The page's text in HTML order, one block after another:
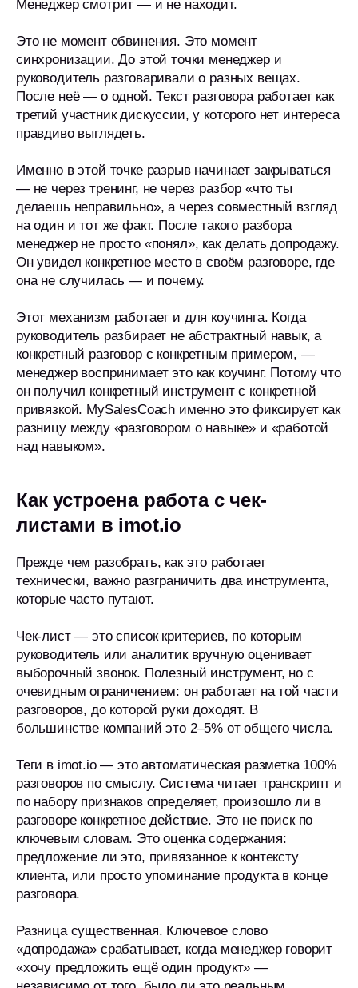
Менеджер смотрит — и не находит.
Это не момент обвинения. Это момент
синхронизации. До этой точки менеджер и
руководитель разговаривали о разных вещах.
После неё — о одной. Текст разговора работает как
третий участник дискуссии, у которого нет интереса
правдиво выглядеть.
Именно в этой точке разрыв начинает закрываться
— не через тренинг, не через разбор «что ты
делаешь неправильно», а через совместный взгляд
на один и тот же факт. После такого разбора
менеджер не просто «понял», как делать допродажу.
Он увидел конкретное место в своём разговоре, где
она не случилась — и почему.
Этот механизм работает и для коучинга. Когда
руководитель разбирает не абстрактный навык, а
конкретный разговор с конкретным примером, —
менеджер воспринимает это как коучинг. Потому что
он получил конкретный инструмент с конкретной
привязкой. MySalesCoach именно это фиксирует как
разницу между «разговором о навыке» и «работой
над навыком».
Как устроена работа с чек-
листами в imot.io
Прежде чем разобрать, как это работает
технически, важно разграничить два инструмента,
которые часто путают.
Чек-лист — это список критериев, по которым
руководитель или аналитик вручную оценивает
выборочный звонок. Полезный инструмент, но с
очевидным ограничением: он работает на той части
разговоров, до которой руки доходят. В
большинстве компаний это 2–5% от общего числа.
Теги в imot.io — это автоматическая разметка 100%
разговоров по смыслу. Система читает транскрипт и
по набору признаков определяет, произошло ли в
разговоре конкретное действие. Это не поиск по
ключевым словам. Это оценка содержания:
предложение ли это, привязанное к контексту
клиента, или просто упоминание продукта в конце
разговора.
Разница существенная. Ключевое слово
«допродажа» срабатывает, когда менеджер говорит
«хочу предложить ещё один продукт» —